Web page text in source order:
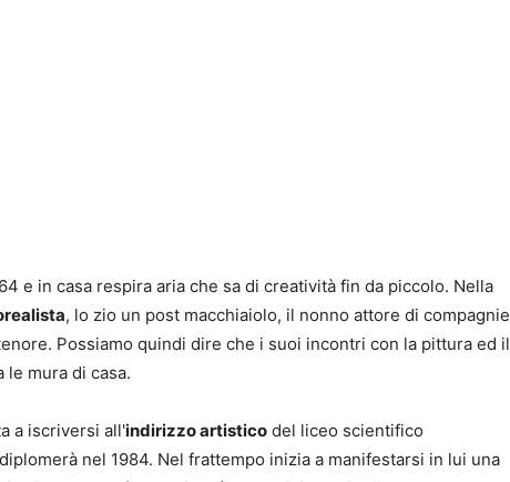
e in casa respira aria che sa di creatività fin da piccolo. Nella
, lo zio un post macchiaiolo, il nonno attore di compagnie
Possiamo quindi dire che i suoi incontri con la pittura ed il
le mura di casa.
a iscriversi all'indirizzo artistico del liceo scientifico
nel 1984. Nel frattempo inizia a manifestarsi in lui una